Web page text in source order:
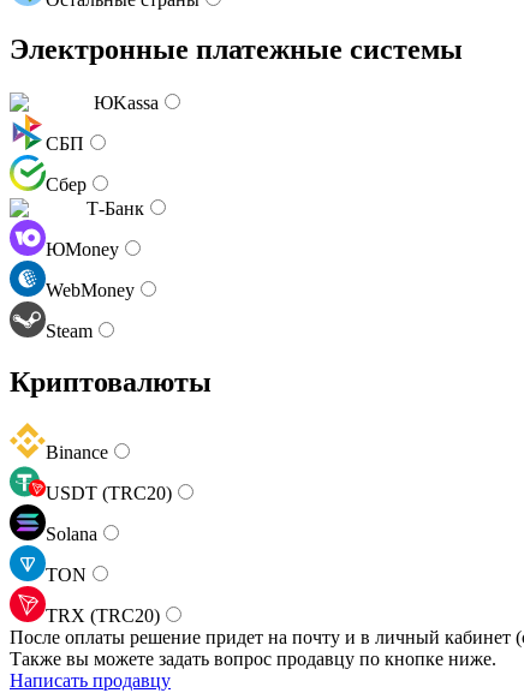
Электронные платежные системы
ЮKassa
СБП
Сбер
Т-Банк
ЮMoney
WebMoney
Steam
Криптовалюты
Binance
USDT (TRC20)
Solana
TON
TRX (TRC20)
После оплаты решение придет на почту и в личный кабинет
Также вы можете задать вопрос продавцу по кнопке ниже.
Написать продавцу